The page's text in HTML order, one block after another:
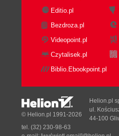
Editio.pl
Bezdroza.pl
Videopoint.pl
Czytalisek.pl
Biblio.Ebookpoint.pl
© Helion.pl 1991-2026
Helion.pl
ul.
44-100
tel. (32) 230-98-63